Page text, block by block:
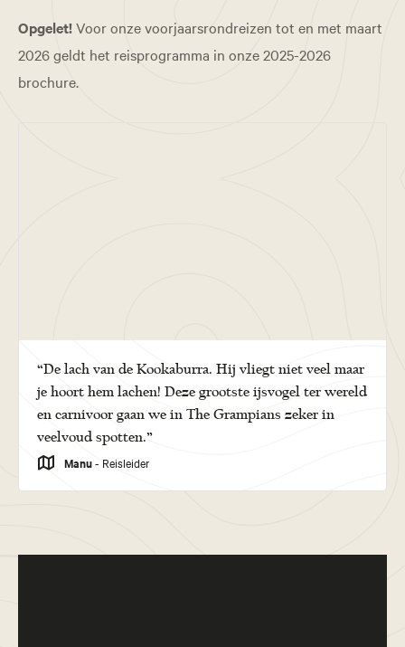
Opgelet!Voor onze voorjaarsrondreizen tot en met maart
2026 geldt het reisprogramma in onze 2025-2026
brochure.
“De lach van de Kookaburra. Hij vliegt niet veel maar
je hoort hem lachen! Deze grootste ijsvogel ter wereld
en carnivoor gaan we in The Grampians zeker in
veelvoud spotten.”
Manu- Reisleider